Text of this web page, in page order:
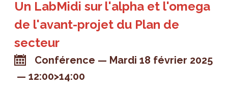
Un LabMidi sur l'alpha et l'omega
de l'avant-projet du Plan de
secteur
Conférence
Mardi 18 février 2025
12:00>14:00